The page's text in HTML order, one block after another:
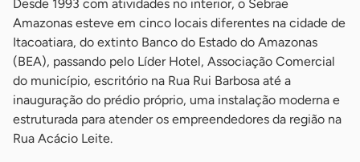
Desde 1993 com atividades no interior, o Sebrae
Amazonas esteve em cinco locais diferentes na cidade de
Itacoatiara, do extinto Banco do Estado do Amazonas
(BEA), passando pelo Líder Hotel, Associação Comercial
do município, escritório na Rua Rui Barbosa até a
inauguração do prédio próprio, uma instalação moderna e
estruturada para atender os empreendedores da região na
Rua Acácio Leite.